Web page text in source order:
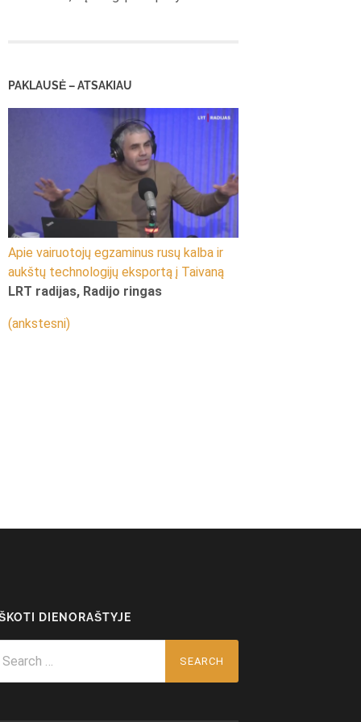
PAKLAUSĖ – ATSAKIAU
Apie vairuotojų egzaminus rusų kalba ir
aukštų technologijų eksportą į Taivaną
LRT radijas, Radijo ringas
(ankstesni)
DIENORAŠTYJE